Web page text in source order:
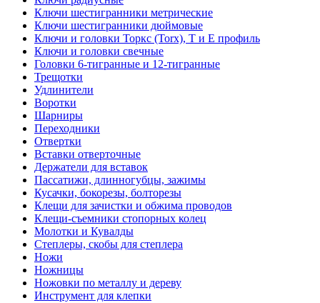
Ключи шестигранники метрические
Ключи шестигранники дюймовые
Ключи и головки Торкс (Torx), Т и Е профиль
Ключи и головки свечные
Головки 6-тигранные и 12-тигранные
Трещотки
Удлинители
Воротки
Шарниры
Переходники
Отвертки
Вставки отверточные
Держатели для вставок
Пассатижи, длинногубцы, зажимы
Кусачки, бокорезы, болторезы
Клещи для зачистки и обжима проводов
Клещи-съемники стопорных колец
Молотки и Кувалды
Степлеры, скобы для степлера
Ножи
Ножницы
Ножовки по металлу и дереву
Инструмент для клепки